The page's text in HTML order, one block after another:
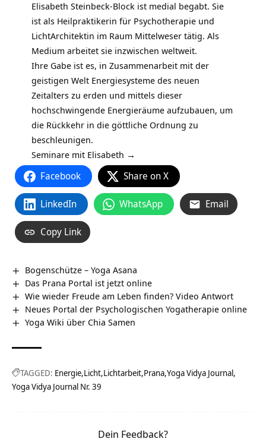
Elisabeth Steinbeck-Block ist medial begabt. Sie
ist als Heilpraktikerin für Psychotherapie und
LichtArchitektin im Raum Mittelweser tätig. Als
Medium arbeitet sie inzwischen weltweit.
Ihre Gabe ist es, in Zusammenarbeit mit der
geistigen Welt Energiesysteme des neuen
Zeitalters zu erden und mittels dieser
hochschwingende Energieräume aufzubauen, um
die Rückkehr in die göttliche Ordnung zu
beschleunigen.
Seminare mit Elisabeth →
Facebook Share on X
LinkedIn WhatsApp Email
Copy Link
Bogenschütze – Yoga Asana
Das Prana Portal ist jetzt online
Wie wieder Freude am Leben finden? Video Antwort
Neues Portal der Psychologischen Yogatherapie online
Yoga Wiki über Chia Samen
TAGGED: Energie Licht Lichtarbeit Prana Yoga Vidya Journal
Yoga Vidya Journal Nr. 39
Dein Feedback?